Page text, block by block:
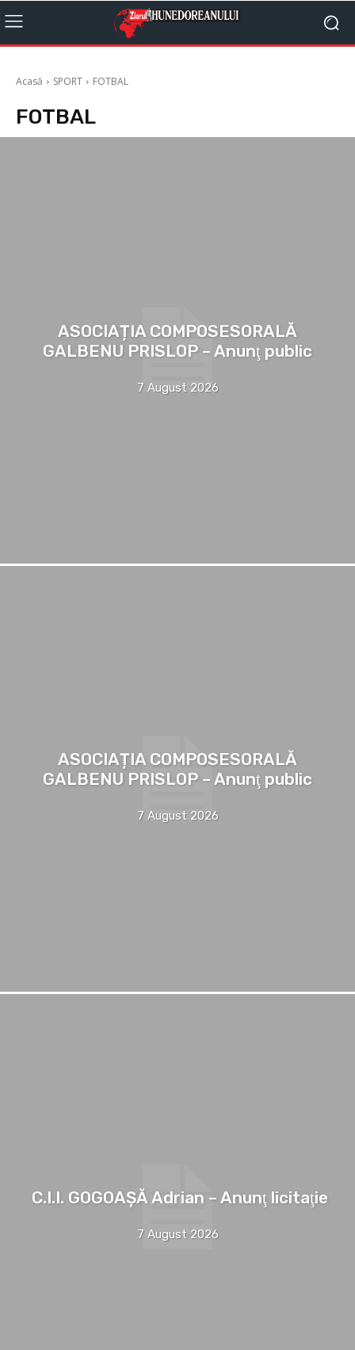
Acasă SPORT FOTBAL
FOTBAL
ASOCIAȚIA COMPOSESORALĂ
GALBENU PRISLOP – Anunţ public
7 August 2026
ASOCIAȚIA COMPOSESORALĂ
GALBENU PRISLOP – Anunţ public
7 August 2026
C.I.I. GOGOAŞĂ Adrian – Anunţ licitaţie
7 August 2026